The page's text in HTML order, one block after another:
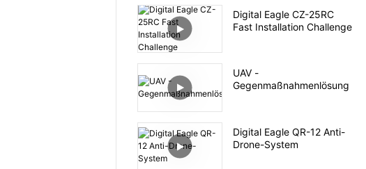
Digital Eagle CZ-25RC
Fast Installation Challenge
UAV -
Gegenmaßnahmenlösung
Digital Eagle QR-12 Anti-
Drone-System